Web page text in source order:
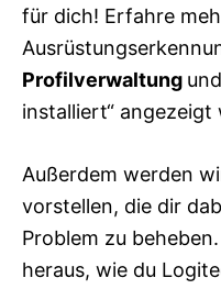
für dich! Erfahre
Profilverwaltung
installiert“ angezeigt
Außerdem werden
vorstellen, die dir
Problem zu
heraus, wie du